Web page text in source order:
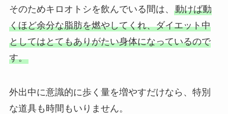
そのためキロオトシを飲んでいる間は、 動けば動
くほど余分な脂肪を燃やしてくれ、ダイエット中
としてはとてもありがたい身体になっているので
す。
外出中に意識的に歩く量を増やすだけなら、特別
な道具も時間もいりません。